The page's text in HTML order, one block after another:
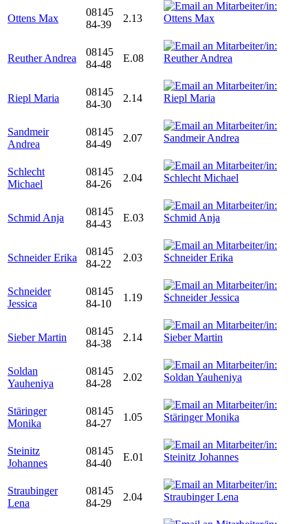
Ottens Max
08145
84-39
2.13
Reuther Andrea
08145
84-48
E.08
Riepl Maria
08145
84-30
2.14
Sandmeir
Andrea
08145
84-49
2.07
Schlecht
Michael
08145
84-26
2.04
Schmid Anja
08145
84-43
E.03
Schneider Erika
08145
84-22
2.03
Schneider
Jessica
08145
84-10
1.19
Sieber Martin
08145
84-38
2.14
Soldan
Yauheniya
08145
84-28
2.02
Stäringer
Monika
08145
84-27
1.05
Steinitz
Johannes
08145
84-40
E.01
Straubinger
Lena
08145
84-29
2.04